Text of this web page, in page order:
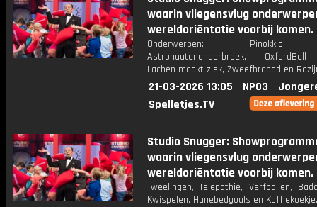
waarin vliegensvlug
wereldoriëntatie voorbij komen.
Onderwerpen: Pinokkio
Astronautenonderbroek,
Lachen maakt ziek, Zweefbrapad en
21-03-2026 13:05 NPO3
Spelletjes.TV
Studio Snugger:
waarin vliegensvlug
wereldoriëntatie voorbij komen.
Tweelingen, Telepathie, Verfballen,
Kwispelen, Hunebedgoals en Koffiekoekje.